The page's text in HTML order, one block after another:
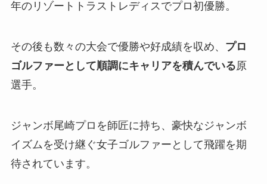
年のリゾートトラストレディスでプロ初優勝。
その後も数々の大会で優勝や好成績を収め、 プロ
ゴルファーとして順調にキャリアを積んでいる原
選手。
ジャンボ尾崎プロを師匠に持ち、豪快なジャンボ
イズムを受け継ぐ女子ゴルファーとして飛躍を期
待されています。